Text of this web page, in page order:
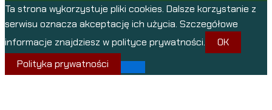
Ta strona wykorzystuje pliki cookies. Dalsze korzystanie z
serwisu oznacza akceptację ich użycia. Szczegółowe
informacje znajdziesz w polityce prywatności.
OK
Polityka prywatności